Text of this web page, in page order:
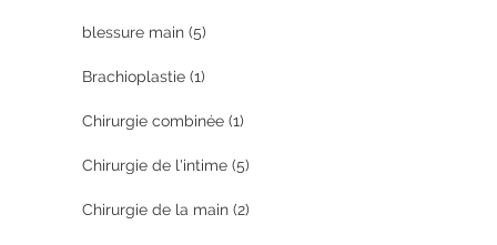
blessure main (5)
Brachioplastie (1)
Chirurgie combinée (1)
Chirurgie de l'intime (5)
Chirurgie de la main (2)